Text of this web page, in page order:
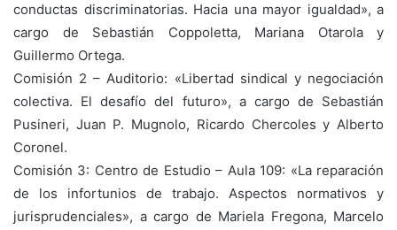
conductas discriminatorias. Hacia una mayor igualdad», a
cargo de Sebastián Coppoletta, Mariana Otarola y
Guillermo Ortega.
Comisión 2 – Auditorio: «Libertad sindical y negociación
colectiva. El desafío del futuro», a cargo de Sebastián
Pusineri, Juan P. Mugnolo, Ricardo Chercoles y Alberto
Coronel.
Comisión 3: Centro de Estudio – Aula 109: «La reparación
de los infortunios de trabajo. Aspectos normativos y
jurisprudenciales», a cargo de Mariela Fregona, Marcelo